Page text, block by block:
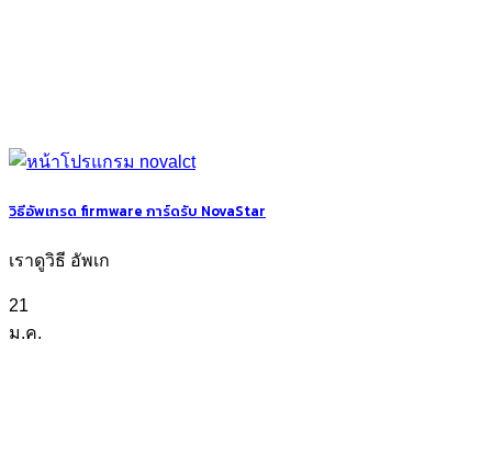
วิธีอัพเกรด firmware การ์ดรับ NovaStar
เราดูวิธี อัพเก
21
ม.ค.